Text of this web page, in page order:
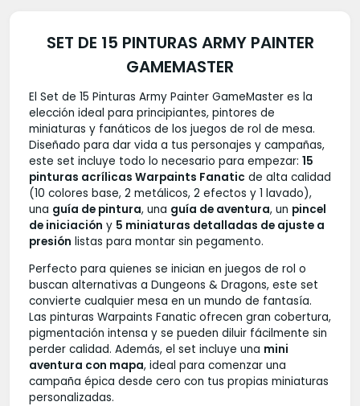
SET DE 15 PINTURAS ARMY PAINTER
GAMEMASTER
El Set de 15 Pinturas Army Painter GameMaster es la
elección ideal para principiantes, pintores de
miniaturas y fanáticos de los juegos de rol de mesa.
Diseñado para dar vida a tus personajes y campañas,
este set incluye todo lo necesario para empezar: 15
pinturas acrílicas Warpaints Fanatic de alta calidad
(10 colores base, 2 metálicos, 2 efectos y 1 lavado),
una guía de pintura, una guía de aventura, un pincel
de iniciación y 5 miniaturas detalladas de ajuste a
presión listas para montar sin pegamento.
Perfecto para quienes se inician en juegos de rol o
buscan alternativas a Dungeons & Dragons, este set
convierte cualquier mesa en un mundo de fantasía.
Las pinturas Warpaints Fanatic ofrecen gran cobertura,
pigmentación intensa y se pueden diluir fácilmente sin
perder calidad. Además, el set incluye una mini
aventura con mapa, ideal para comenzar una
campaña épica desde cero con tus propias miniaturas
personalizadas.